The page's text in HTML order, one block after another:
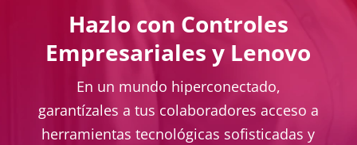
Hazlo con Controles
Empresariales y Lenovo
En un mundo hiperconectado,
garantízales a tus colaboradores acceso a
herramientas tecnológicas sofisticadas y